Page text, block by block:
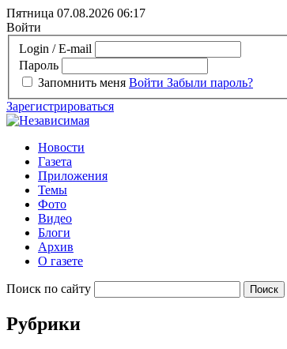
Пятница 07.08.2026 06:17
Войти
Login / E-mail
Пароль
Запомнить меня Войти Забыли пароль?
Зарегистрироваться
Новости
Газета
Приложения
Темы
Фото
Видео
Блоги
Архив
О газете
Поиск по сайту
Рубрики